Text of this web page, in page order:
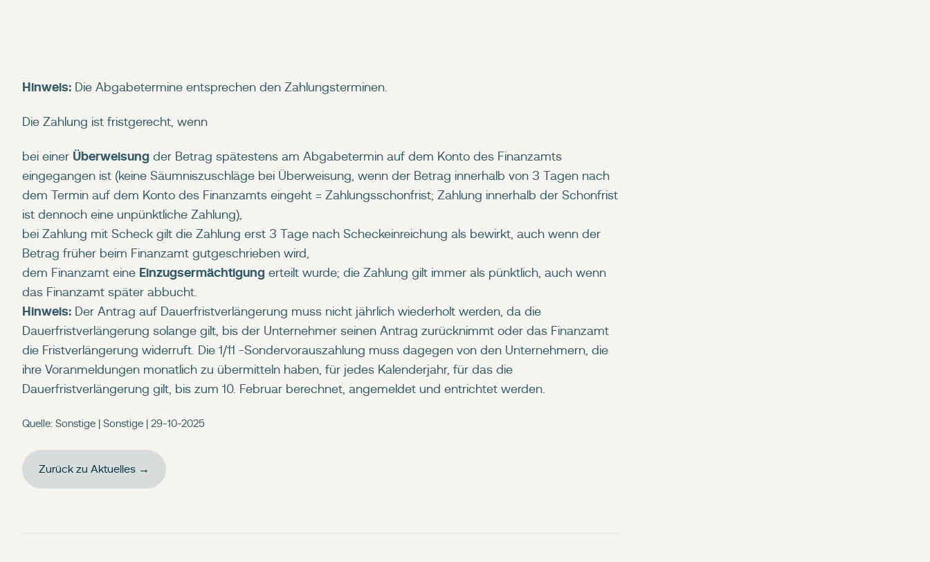
Hinweis: Die Abgabetermine entsprechen den Zahlungsterminen.
Die Zahlung ist fristgerecht, wenn
bei einer Überweisung der Betrag spätestens am Abgabetermin auf dem Konto des Finanzamts
eingegangen ist (keine Säumniszuschläge bei Überweisung, wenn der Betrag innerhalb von 3 Tagen nach
dem Termin auf dem Konto des Finanzamts eingeht = Zahlungsschonfrist; Zahlung innerhalb der Schonfrist
ist dennoch eine unpünktliche Zahlung),
bei Zahlung mit Scheck gilt die Zahlung erst 3 Tage nach Scheckeinreichung als bewirkt, auch wenn der
Betrag früher beim Finanzamt gutgeschrieben wird,
dem Finanzamt eine Einzugsermächtigung erteilt wurde; die Zahlung gilt immer als pünktlich, auch wenn
das Finanzamt später abbucht.
Hinweis: Der Antrag auf Dauerfristverlängerung muss nicht jährlich wiederholt werden, da die
Dauerfristverlängerung solange gilt, bis der Unternehmer seinen Antrag zurücknimmt oder das Finanzamt
die Fristverlängerung widerruft. Die 1/11 -Sondervorauszahlung muss dagegen von den Unternehmern, die
ihre Voranmeldungen monatlich zu übermitteln haben, für jedes Kalenderjahr, für das die
Dauerfristverlängerung gilt, bis zum 10. Februar berechnet, angemeldet und entrichtet werden.
Quelle: Sonstige | Sonstige | 29-10-2025
Zurück zu Aktuelles →